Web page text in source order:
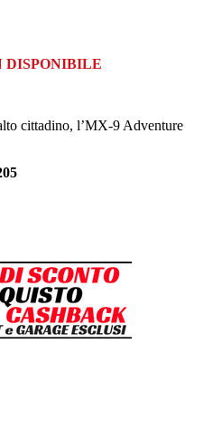
DISPONIBILE
cittadino, l’MX-9 Adventure